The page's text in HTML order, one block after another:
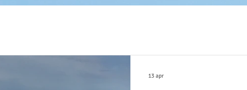
13 apr